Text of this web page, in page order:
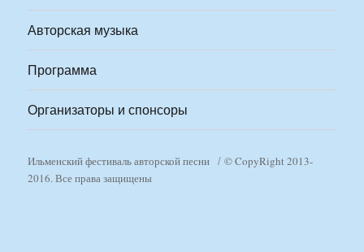
Авторская музыка
Программа
Организаторы и спонсоры
Ильменский фестиваль авторской песни
© CopyRight 2013-
2016. Все права защищены